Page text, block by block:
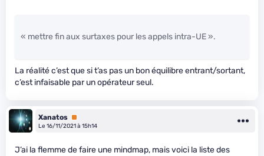
« mettre fin aux surtaxes pour les appels intra-UE ».
La réalité c’est que si t’as pas un bon équilibre entrant/sortant,
c’est infaisable par un opérateur seul.
Xanatos Premium
Le 16/11/2021 à 15h14
J’ai la flemme de faire une mindmap, mais voici la liste des